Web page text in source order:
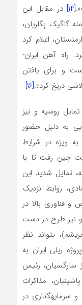
[۱۴]
در مقابل این
گاگیک بِگلریان،
اعلام کرد
راه آهن ایران-
و برای یافتن
دریغ کرد».[۱۶]
روسیه و نیز
به دلیل حضور
ویژه در شرایط
چین رفت تا با
تمایل شدید این
روابط نزدیک
فناوری بالا در
نیز طرح در دست
بتواند نظر
ریلی ایران به
سارگسیان، رئیس
مذاکرات
سرمایه­گذاری در